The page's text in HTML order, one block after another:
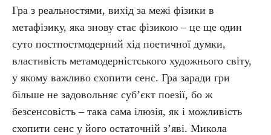
Гра з реальностями, вихід за межі фізики в
метафізику, яка знову стає фізикою – це ще один
суто постпостмодерний хід поетичної думки,
властивість метамодерністського художнього світу,
у якому важливо схопити сенс. Гра заради гри
більше не задовольняє суб’єкт поезії, бо ж
безсенсовість – така сама ілюзія, як і можливість
схопити сенс у його остаточній з’яві. Микола